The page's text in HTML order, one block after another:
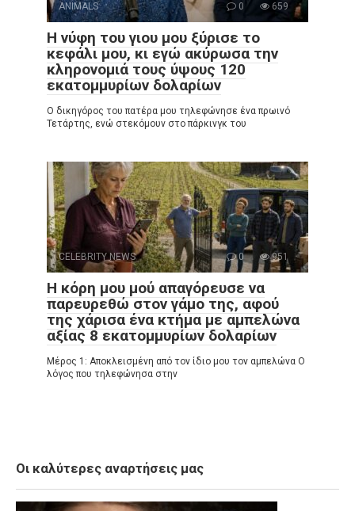
ANIMALS 0 659
Η νύφη του γιου μου ξύρισε το
κεφάλι μου, κι εγώ ακύρωσα την
κληρονομιά τους ύψους 120
εκατομμυρίων δολαρίων
Ο δικηγόρος του πατέρα μου τηλεφώνησε ένα πρωινό
Τετάρτης, ενώ στεκόμουν στο πάρκινγκ του
CELEBRITY NEWS 0 951
Η κόρη μου μού απαγόρευσε να
παρευρεθώ στον γάμο της, αφού
της χάρισα ένα κτήμα με αμπελώνα
αξίας 8 εκατομμυρίων δολαρίων
Μέρος 1: Αποκλεισμένη από τον ίδιο μου τον αμπελώνα Ο
λόγος που τηλεφώνησα στην
Οι καλύτερες αναρτήσεις μας